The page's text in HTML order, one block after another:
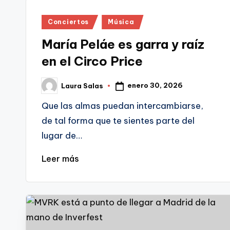
Publicado
Conciertos Música
María Peláe es garra y raíz
en el Circo Price
Publicado
por
Laura Salas enero 30, 2026
Que las almas puedan intercambiarse,
de tal forma que te sientes parte del
lugar de…
Leer más